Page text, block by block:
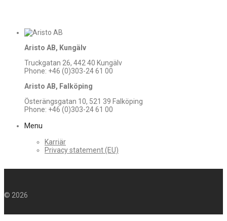
Aristo AB, Kungälv
Truckgatan 26, 442 40 Kungälv
Phone: +46 (0)303-24 61 00
Aristo AB, Falköping
Österängsgatan 10, 521 39 Falköping
Phone: +46 (0)303-24 61 00
Menu
Karriär
Privacy statement (EU)
© 2026